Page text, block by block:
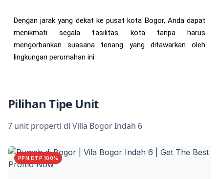
Dengan jarak yang dekat ke pusat kota Bogor, Anda dapat
menikmati segala fasilitas kota tanpa harus
mengorbankan suasana tenang yang ditawarkan oleh
lingkungan perumahan ini.
Pilihan Tipe Unit
7 unit properti di Villa Bogor Indah 6
PPN DTP 100%